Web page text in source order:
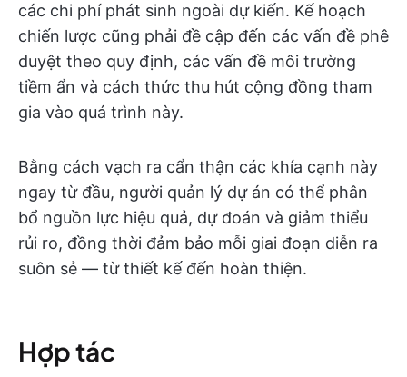
các chi phí phát sinh ngoài dự kiến. Kế hoạch
chiến lược cũng phải đề cập đến các vấn đề phê
duyệt theo quy định, các vấn đề môi trường
tiềm ẩn và cách thức thu hút cộng đồng tham
gia vào quá trình này.
Bằng cách vạch ra cẩn thận các khía cạnh này
ngay từ đầu, người quản lý dự án có thể phân
bổ nguồn lực hiệu quả, dự đoán và giảm thiểu
rủi ro, đồng thời đảm bảo mỗi giai đoạn diễn ra
suôn sẻ — từ thiết kế đến hoàn thiện.
Hợp tác